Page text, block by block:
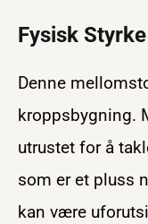
Fysisk Styrke
Denne
kroppsbygning.
utrustet for å
som er et pluss
kan være